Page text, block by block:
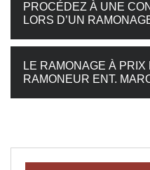
PROCÉDEZ À UNE
LORS D’UN
LE RAMONAGE À
RAMONEUR ENT.